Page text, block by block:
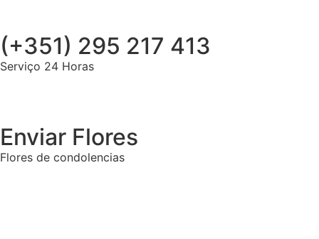
(+351) 295 217 413
Serviço 24 Horas
Enviar Flores
Flores de condolencias